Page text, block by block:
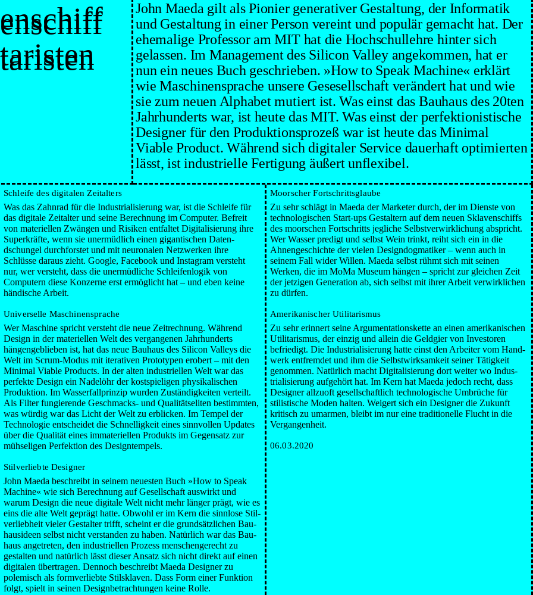
John Maeda gilt als Pionier generativer Gestaltung, der Informatik
und Gestaltung in einer Person vereint und populär gemacht hat. Der
ehemalige Professor am MIT hat die Hochschullehre hinter sich
gelassen. Im Management des Silicon Valley angekommen, hat er
nun ein neues Buch geschrieben. »How to Speak Machine« erklärt
wie Maschinensprache unsere Gesesellschaft verändert hat und wie
sie zum neuen Alphabet mutiert ist. Was einst das Bauhaus des 20ten
Jahr­hunderts war, ist heute das MIT. Was einst der perfektionistische
Designer für den Produktionsprozeß war ist heute das Minimal
Viable Product. Während sich digitaler Service dauerhaft optimierten
lässt, ist industrielle Fertigung äußert unflexibel.
Schleife des digitalen Zeit­alters
Was das Zahn­rad für die Indus­triali­sierung war, ist die Schleife für
das digitale Zeit­alter und seine Berech­nung im Computer. Befreit
von materie­llen Zwängen und Risiken ent­faltet Digi­tali­sierung ihre
Super­kräfte, wenn sie unermüd­lich einen gigan­tischen Daten­
dschungel durch­forstet und mit neuronalen Netz­werken ihre
Schlüsse daraus zieht. Google, Facebook und Instagram versteht
nur, wer versteht, dass die unermüd­liche Schleifen­logik von
Computern diese Konzerne erst ermög­licht hat – und eben keine
hän­dische Arbeit.
Universelle Maschinen­sprache
Wer Maschine spricht versteht die neue Zeit­rechnung. Während
Design in der mate­riellen Welt des ver­gan­genen Jahr­hunderts
hängen­geblie­ben ist, hat das neue Bau­haus des Silicon Valleys die
Welt im Scrum-Modus mit itera­tiven Proto­typen erobert – mit den
Minimal Viable Products. In der alten indus­triellen Welt war das
perfekte Design ein Nadelöhr der kost­spieligen physi­kalischen
Produktion. Im Wasser­fall­prinzip wurden Zu­ständig­keiten verteilt.
Als Filter fungierende Geschmacks- und Qualitäts­eliten bestimmten,
was würdig war das Licht der Welt zu er­blicken. Im Tempel der
Techno­logie ent­scheidet die Schnellig­keit eines sinn­vollen Up­dates
über die Qualität eines imma­terie­llen Produkts im Gegen­satz zur
müh­seligen Perfektion des Design­tempels.
Stilverliebte Designer
John Maeda beschreibt in seinem neuesten Buch »How to Speak
Machine« wie sich Berech­nung auf Gesell­schaft aus­wirkt und
warum Design die neue digitale Welt nicht mehr länger prägt, wie es
eins die alte Welt geprägt hatte. Obwohl er im Kern die sinn­lose Stil­
verlieb­heit vieler Gestalter trifft, scheint er die grund­sätz­lichen Bau­
haus­ideen selbst nicht ver­standen zu haben. Natürlich war das Bau­
haus ange­treten, den indus­triellen Prozess menschen­gerecht zu
gestalten und natürlich lässt dieser Ansatz sich nicht direkt auf einen
digitalen über­tragen. Dennoch beschreibt Maeda Designer zu
polemisch als form­verliebte Stil­sklaven. Dass Form einer Funktion
folgt, spielt in seinen Design­betrachtungen keine Rolle.
Moorscher Fort­schritts­glaube
Zu sehr schlägt in Maeda der Marketer durch, der im Dienste von
techno­logi­schen Start-ups Gestaltern auf dem neuen Sklaven­schiffs
des moorschen Fort­schritts jegliche Selbst­verwirk­lichung abspricht.
Wer Wasser predigt und selbst Wein trinkt, reiht sich ein in die
Ahnen­geschichte der vielen Design­dogmatiker – wenn auch in
seinem Fall wider Willen. Maeda selbst rühmt sich mit seinen
Werken, die im MoMa Museum hängen – spricht zur gleichen Zeit
der jetzigen Gene­ration ab, sich selbst mit ihrer Arbeit verwirk­lichen
zu dürfen.
Amerikanischer Utilitarismus
Zu sehr erinnert seine Argumen­tations­kette an einen ameri­kanischen
Utili­tarismus, der einzig und allein die Geld­gier von Inves­toren
befriedigt. Die Indus­tria­lisierung hatte einst den Arbeiter vom Hand­
werk ent­fremdet und ihm die Selbst­wirksamkeit seiner Tätig­keit
genommen. Natürlich macht Digi­tali­sierung dort weiter wo Indus­
triali­sierung auf­gehört hat. Im Kern hat Maeda jedoch recht, dass
Designer allzuoft gesell­schaftlich techno­logische Umbrüche für
stilis­tische Moden halten. Weigert sich ein Designer die Zukunft
kritisch zu umarmen, bleibt im nur eine traditio­nelle Flucht in die
Vergan­gen­heit.
06.03.2020